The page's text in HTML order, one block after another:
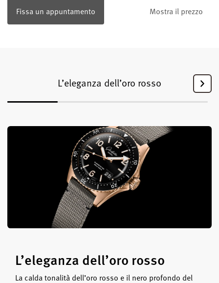
Fissa un appuntamento Mostra il prezzo
L’eleganza dell’oro rosso
L’eleganza dell’oro rosso
La calda tonalità dell’oro rosso e il nero profondo del